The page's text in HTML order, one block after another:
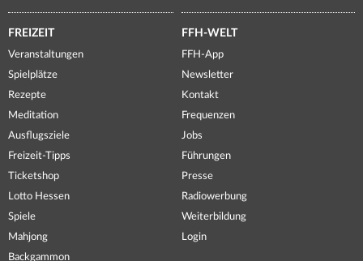
FREIZEIT
Veranstaltungen
Spielplätze
Rezepte
Meditation
Ausflugsziele
Freizeit-Tipps
Ticketshop
Lotto Hessen
Spiele
Mahjong
Backgammon
FFH-WELT
FFH-App
Newsletter
Kontakt
Frequenzen
Jobs
Führungen
Presse
Radiowerbung
Weiterbildung
Login